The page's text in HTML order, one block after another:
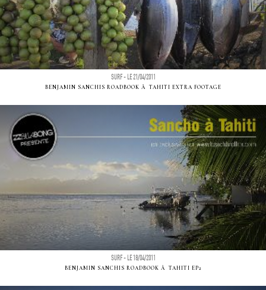
SURF - LE 21/04/2011
BENJAMIN SANCHIS ROADBOOK Ã TAHITI EXTRA FOOTAGE
SURF - LE 18/04/2011
BENJAMIN SANCHIS ROADBOOK Ã TAHITI EP2